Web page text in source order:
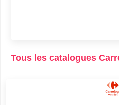
Tous les catalogues